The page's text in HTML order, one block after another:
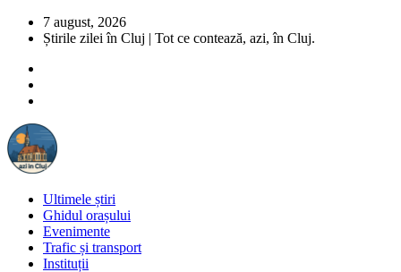
7 august, 2026
Știrile zilei în Cluj | Tot ce contează, azi, în Cluj.
Ultimele știri
Ghidul orașului
Evenimente
Trafic și transport
Instituții